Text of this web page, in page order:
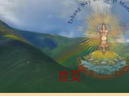
首页